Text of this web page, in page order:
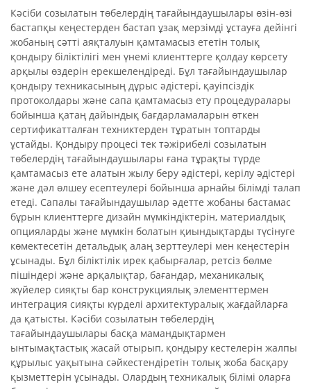
Кәсіби созылатын төбелердің тағайындаушылары өзін-өзі
бастапқы кеңестерден бастап ұзақ мерзімді ұстауға дейінгі
жобаның сәтті аяқталуын қамтамасыз ететін толық
қондыру біліктілігі мен үнемі клиенттерге қолдау көрсету
арқылы өздерін ерекшелендіреді. Бұл тағайындаушылар
қондыру техникасының дұрыс әдістері, қауіпсіздік
протоколдары және сапа қамтамасыз ету процедуралары
бойынша қатаң дайындық бағдарламаларын өткен
сертификатталған техниктерден тұратын топтарды
ұстайды. Қондыру процесі тек тәжірибелі созылатын
төбелердің тағайындаушылары ғана тұрақты түрде
қамтамасыз ете алатын жылу беру әдістері, керілу әдістері
және дәл өлшеу есептеулері бойынша арнайы білімді талап
етеді. Сапалы тағайындаушылар әдетте жобаны бастамас
бұрын клиенттерге дизайн мүмкіндіктерін, материалдық
опцияларды және мүмкін болатын қиындықтарды түсінуге
көмектесетін детальдық алаң зерттеулері мен кеңестерін
ұсынады. Бұл біліктілік ирек қабырғалар, ретсіз бөлме
пішіндері және арқалықтар, бағандар, механикалық
жүйелер сияқты бар конструкциялық элементтермен
интеграция сияқты күрделі архитектуралық жағдайларға
да қатысты. Кәсіби созылатын төбелердің
тағайындаушылары басқа мамандықтармен
ынтымақтастық жасай отырып, қондыру кестелерін жалпы
құрылыс уақытына сәйкестендіретін толық жоба басқару
қызметтерін ұсынады. Олардың техникалық білімі оларға